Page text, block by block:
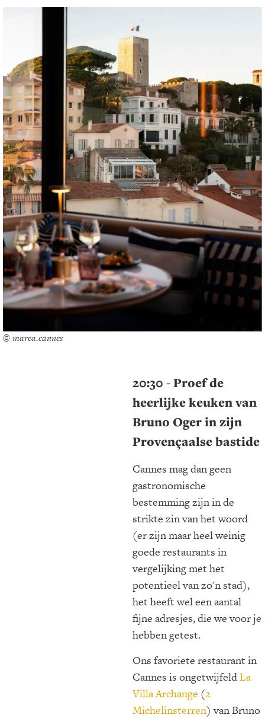
© marea.cannes
20:30 - Proef de
heerlijke keuken van
Bruno Oger in zijn
Provençaalse bastide
Cannes mag dan geen
gastronomische
bestemming zijn in de
strikte zin van het woord
(er zijn maar heel weinig
goede restaurants in
vergelijking met het
potentieel van zo'n stad),
het heeft wel een aantal
fijne adresjes, die we voor je
hebben getest.
Ons favoriete restaurant in
Cannes is ongetwijfeldLa
Villa Archange (2
Michelinsterren) van Bruno